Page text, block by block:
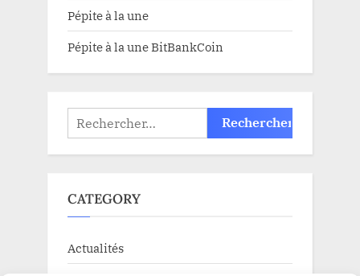
Pépite à la une
Pépite à la une BitBankCoin
Rechercher :
CATEGORY
Actualités